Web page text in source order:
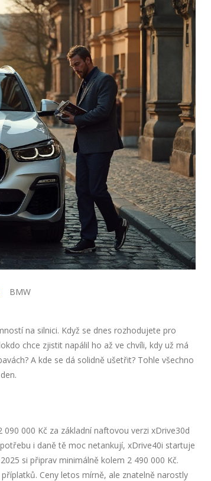
BMW
na silnici. Když se dnes rozhodujete pro
chce zjistit napálil ho až ve chvíli, kdy už má
A kde se dá solidně ušetřit? Tohle všechno
000 Kč za základní naftovou verzi xDrive30d
i daně tě moc netankují, xDrive40i startuje
si připrav minimálně kolem 2 490 000 Kč.
Ceny letos mírně, ale znatelně narostly